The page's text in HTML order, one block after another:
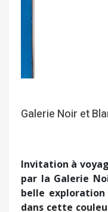
fragrances de
Le peintre Zacchi
L’affiche de
sans cesse
grands élans
expression d’une